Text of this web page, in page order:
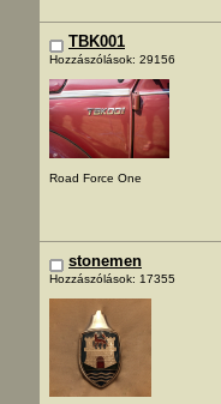
TBK001
Hozzászólások: 29156
Road Force One
stonemen
Hozzászólások: 17355